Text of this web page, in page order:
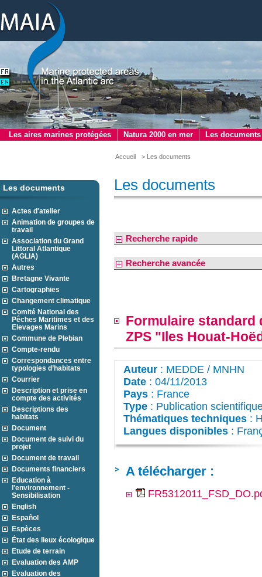
Les aires marines protégées Natura 2000 en mer Les documents
Accueil > Les documents
Les documents
Actes d'atelier
Animation de groupes de
travail
Association du Grand
Littoral Atlantique
(AGLIA)
Autres
Bretagne Vivante
Cartographies
Changement climatique
Comité National des
Pêches Maritimes et des
Elevages Marins
Commune de Plebian
Compte-rendu
Correspondances entre
typologies d’habitats
Courrier
Description et prise en
compte des activités
Descriptions des
habitats
Document
Document de suivi du
projet
Document de travail
Documents financiers
Education à
l'environnement -
Sensibilisation
English
Español
Espèces
État des lieux écologique
Etude de terrain
Evaluation des AMP
Evaluation des
Les documents
Recherche rapide
Recherche avancée
Formulaire standard
ZPS "Iles Houat-
Auteur : MEDDE / MNHN
Date : 04/11/2013
Pays : France
Type : Publication
Thématiques techniques :
Langues disponibles :
A télécharger :